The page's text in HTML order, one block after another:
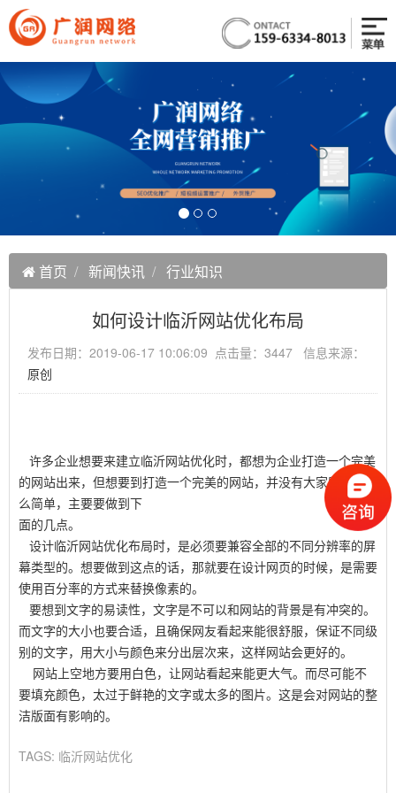
首页 新闻快讯 行业知识
如何设计临沂网站优化布局
发布日期：2019-06-17 10:06:09 点击量：3447 信息来源：
原创
许多企业想要来建立临沂网站优化时，都想为企业打造一个完美
的网站出来，但想要到打造一个完美的网站，并没有大家所想的那
么简单，主要要做到下
面的几点。
设计临沂网站优化布局时，是必须要兼容全部的不同分辨率的屏
幕类型的。想要做到这点的话，那就要在设计网页的时候，是需要
使用百分率的方式来替换像素的。
要想到文字的易读性，文字是不可以和网站的背景是有冲突的。
而文字的大小也要合适，且确保网友看起来能很舒服，保证不同级
别的文字，用大小与颜色来分出层次来，这样网站会更好的。
网站上空地方要用白色，让网站看起来能更大气。而尽可能不
要填充颜色，太过于鲜艳的文字或太多的图片。这是会对网站的整
洁版面有影响的。
TAGS: 临沂网站优化